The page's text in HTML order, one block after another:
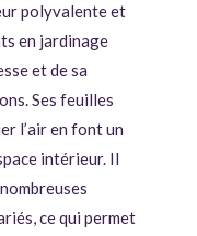
polyvalente et
en jardinage
et de sa
Ses feuilles
l’air en font un
intérieur. Il
ce qui permet